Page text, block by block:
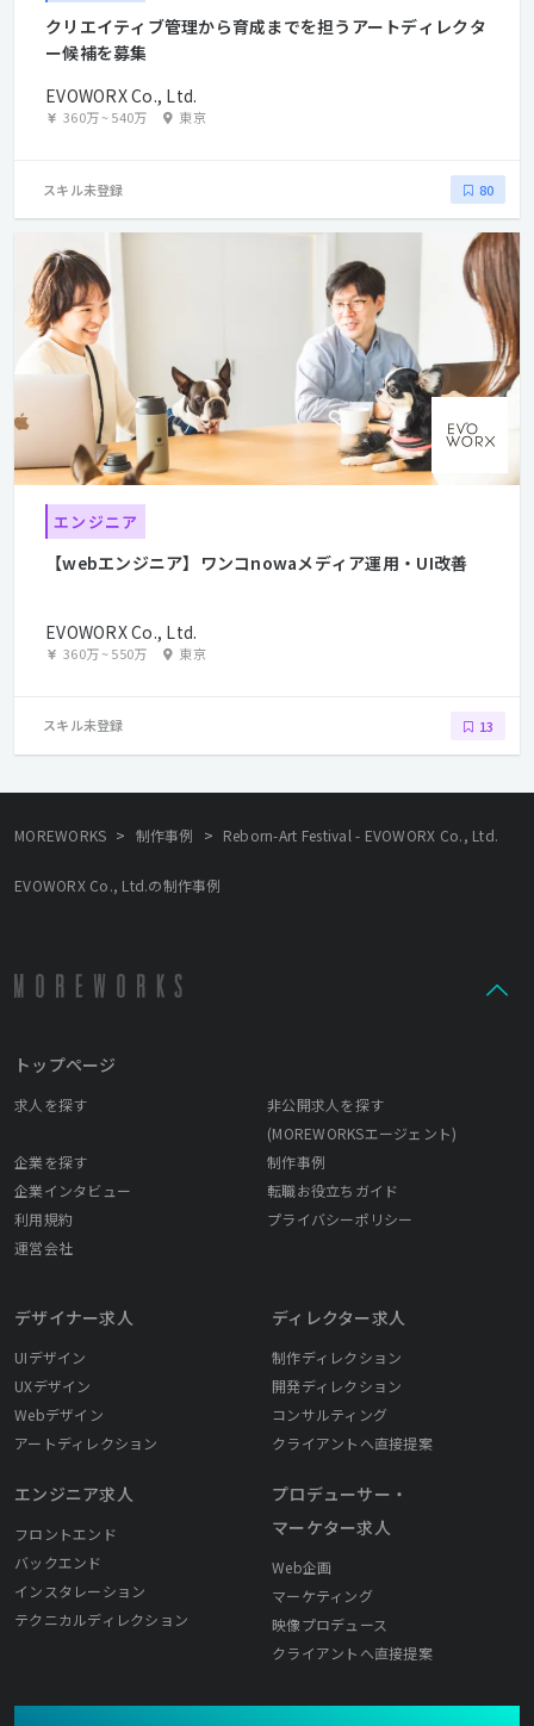
クリエイティブ管理から育成までを担うアートディレクタ
ー候補を募集
EVOWORX Co., Ltd.
360万~540万 東京
スキル未登録 80
エンジニア
【webエンジニア】ワンコnowaメディア運用・UI改善
EVOWORX Co., Ltd.
360万~550万 東京
スキル未登録 13
MOREWORKS > 制作事例 > Reborn-Art Festival - EVOWORX Co., Ltd.
EVOWORX Co., Ltd.の制作事例
トップページ
求人を探す
非公開求人を探す
(MOREWORKSエージェント)
企業を探す
制作事例
企業インタビュー
転職お役立ちガイド
利用規約
プライバシーポリシー
運営会社
デザイナー求人
UIデザイン
UXデザイン
Webデザイン
アートディレクション
エンジニア求人
フロントエンド
バックエンド
インスタレーション
テクニカルディレクション
ディレクター求人
制作ディレクション
開発ディレクション
コンサルティング
クライアントへ直接提案
プロデューサー・
マーケター求人
Web企画
マーケティング
映像プロデュース
クライアントへ直接提案